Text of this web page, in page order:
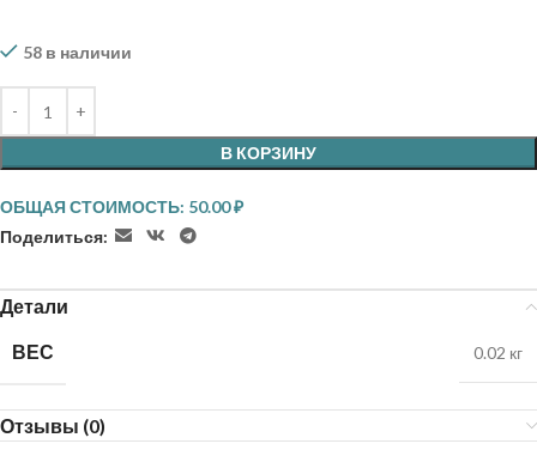
58 в наличии
В КОРЗИНУ
ОБЩАЯ СТОИМОСТЬ: 50.00₽
Поделиться:
Детали
ВЕС
0.02 кг
Отзывы (0)